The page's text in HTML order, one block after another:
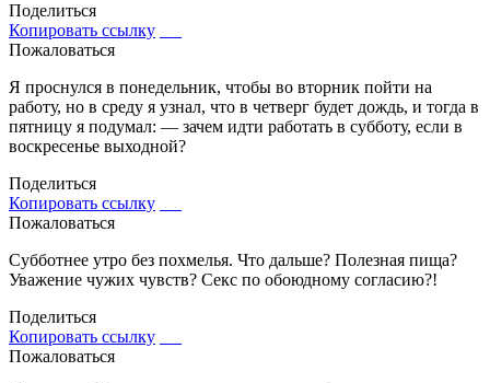
Поделиться
Копировать ссылку
Пожаловаться
Я проснулся в понедельник, чтобы во вторник пойти на
работу, но в среду я узнал, что в четверг будет дождь, и тогда в
пятницу я подумал: — зачем идти работать в субботу, если в
воскресенье выходной?
Поделиться
Копировать ссылку
Пожаловаться
Субботнее утро без похмелья. Что дальше? Полезная пища?
Уважение чужих чувств? Секс по обоюдному согласию?!
Поделиться
Копировать ссылку
Пожаловаться